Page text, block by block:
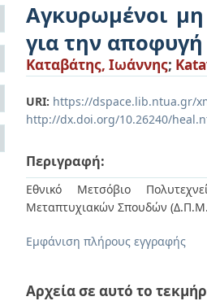
Αγκυρωμένοι
για την
Καταβάτης, Ιωάννης;
URI: https://dspace.lib.ntua.gr/
http://dx.doi.org/10.26240/
Περιγραφή:
Εθνικό Μετσόβιο
Μεταπτυχιακών Σπουδών
Εμφάνιση πλήρους εγγραφής
Αρχεία σε αυτό το